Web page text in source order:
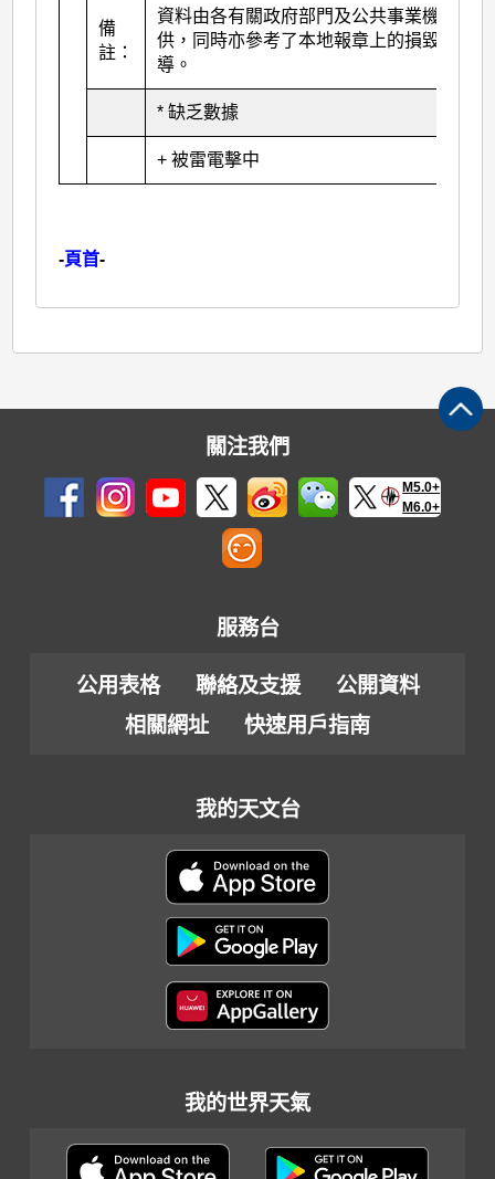
備
註：
資料由各有關政府部門及公共事業機構提
供，同時亦參考了本地報章上的損毀報
導。
* 缺乏數據
+ 被雷電擊中
-頁首-
關注我們
M5.0+
M6.0+
服務台
公用表格 聯絡及支援
公開資料
相關網址
快速用戶指南
我的天文台
我的世界天氣